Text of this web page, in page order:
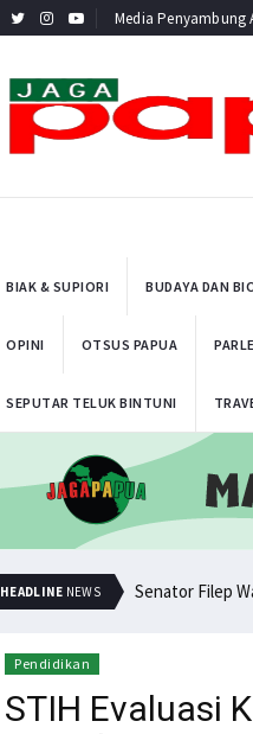
Media Penyambung
BIAK & SUPIORI BUDAYA DAN
OPINI OTSUS PAPUA
SEPUTAR TELUK BINTUNI
HEADLINE NEWS Senator Filep
Pendidikan
STIH Evaluasi